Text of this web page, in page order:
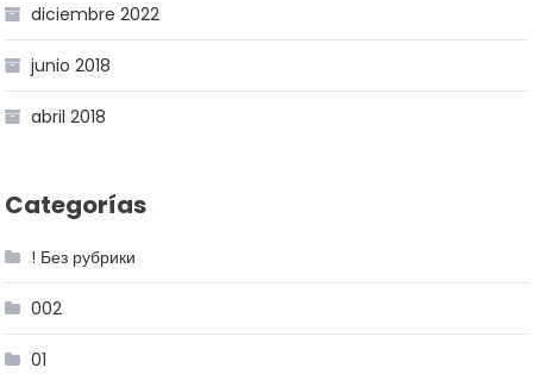
diciembre 2022
junio 2018
abril 2018
Categorías
! Без рубрики
002
01